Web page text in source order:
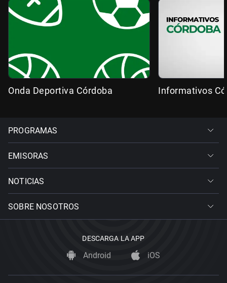
Onda Deportiva Córdoba Informativos
PROGRAMAS
EMISORAS
NOTICIAS
SOBRE NOSOTROS
DESCARGA LA APP
Android iOS